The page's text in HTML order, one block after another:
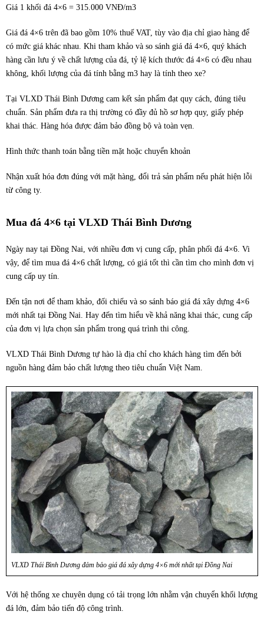
Giá 1 khối đá 4×6 = 315.000 VNĐ/m3
Giá đá 4×6 trên đã bao gồm 10% thuế VAT, tùy vào địa chỉ giao hàng để
có mức giá khác nhau. Khi tham khảo và so sánh giá đá 4×6, quý khách
hàng cần lưu ý về chất lượng của đá, tỷ lệ kích thước đá 4×6 có đều nhau
không, khối lượng của đá tính bằng m3 hay là tính theo xe?
Tại VLXD Thái Bình Dương cam kết sản phẩm đạt quy cách, đúng tiêu
chuẩn. Sản phẩm đưa ra thị trường có đầy đủ hồ sơ hợp quy, giấy phép
khai thác. Hàng hóa được đảm bảo đồng bộ và toàn vẹn.
Hình thức thanh toán bằng tiền mặt hoặc chuyển khoản
Nhận xuất hóa đơn đúng với mặt hàng, đổi trả sản phẩm nếu phát hiện lỗi
từ công ty.
Mua đá 4×6 tại VLXD Thái Bình Dương
Ngày nay tại Đồng Nai, với nhiều đơn vị cung cấp, phân phối đá 4×6. Vi
vậy, để tìm mua đá 4×6 chất lượng, có giá tốt thì cần tìm cho mình đơn vị
cung cấp uy tín.
Đến tận nơi để tham khảo, đối chiếu và so sánh báo giá đá xây dựng 4×6
mới nhất tại Đồng Nai. Hay đến tìm hiểu về khả năng khai thác, cung cấp
của đơn vị lựa chọn sản phẩm trong quá trình thi công.
VLXD Thái Bình Dương tự hào là địa chỉ cho khách hàng tìm đến bởi
nguồn hàng đảm bảo chất lượng theo tiêu chuẩn Việt Nam.
VLXD Thái Bình Dương đảm bảo giá đá xây dựng 4×6 mới nhất tại Đồng Nai
Với hệ thống xe chuyên dụng có tải trọng lớn nhằm vận chuyển khối lượng
đá lớn, đảm bảo tiến độ công trình.